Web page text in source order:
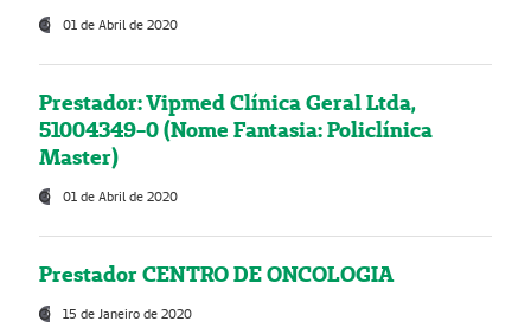
01 de Abril de 2020
Prestador: Vipmed Clínica Geral Ltda,
51004349-0 (Nome Fantasia: Policlínica
Master)
01 de Abril de 2020
Prestador CENTRO DE ONCOLOGIA
15 de Janeiro de 2020